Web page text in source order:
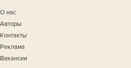
О нас
Авторы
Контакты
Реклама
Вакансии